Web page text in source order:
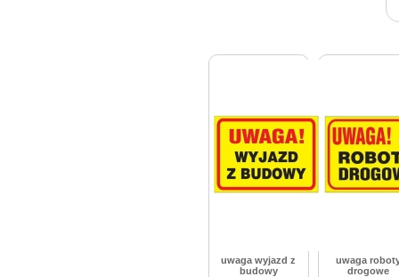
uwaga wyjazd z
budowy
uwaga
drogowe